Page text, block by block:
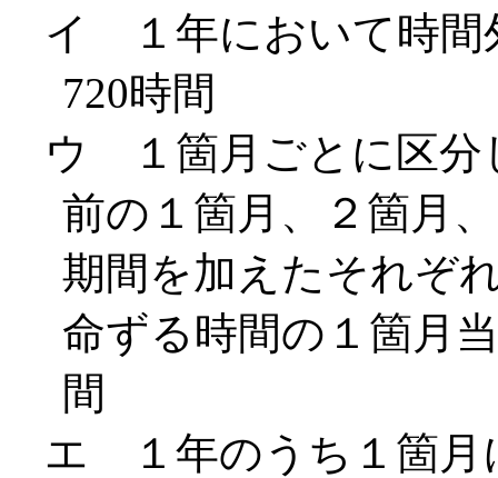
イ １年において時間
720時間
ウ １箇月ごとに区分
前の１箇月、２箇月
期間を加えたそれぞ
命ずる時間の１箇月
間
エ １年のうち１箇月